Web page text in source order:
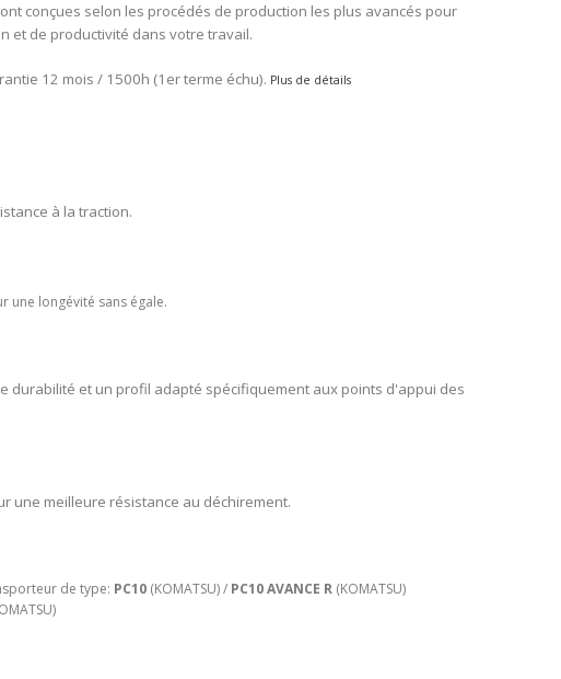
conçues selon les procédés de production les plus avancés pour
et de productivité dans votre travail.
12 mois / 1500h (1er terme échu). Plus de détails
à la traction.
une longévité sans égale.
durabilité et un profil adapté spécifiquement aux points d'appui des
une meilleure résistance au déchirement.
de type: PC10 (KOMATSU) / PC10 AVANCE R (KOMATSU)